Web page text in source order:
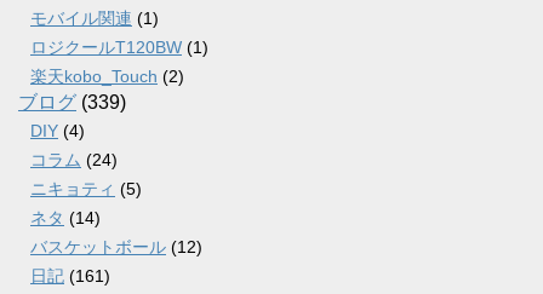
モバイル関連 (1)
ロジクールT120BW (1)
楽天kobo_Touch (2)
ブログ (339)
DIY (4)
コラム (24)
ニキョティ (5)
ネタ (14)
バスケットボール (12)
日記 (161)